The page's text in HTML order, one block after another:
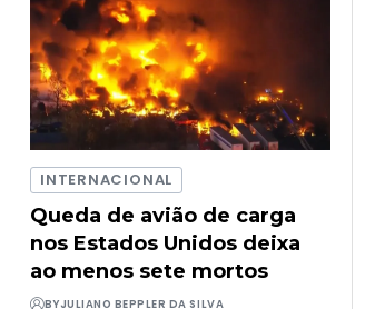
INTERNACIONAL
Queda de avião de carga
nos Estados Unidos deixa
ao menos sete mortos
BYJULIANO BEPPLER DA SILVA